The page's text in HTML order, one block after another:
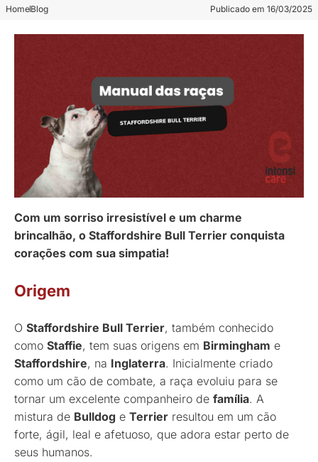
HomeBlog Publicado em 16/03/2025
Com um sorriso irresistível e um charme
brincalhão, o Staffordshire Bull Terrier conquista
corações com sua simpatia!
Origem
O Staffordshire Bull Terrier, também conhecido
como Staffie, tem suas origens em Birmingham e
Staffordshire, na Inglaterra. Inicialmente criado
como um cão de combate, a raça evoluiu para se
tornar um excelente companheiro de família. A
mistura de Bulldog e Terrier resultou em um cão
forte, ágil, leal e afetuoso, que adora estar perto de
seus humanos.